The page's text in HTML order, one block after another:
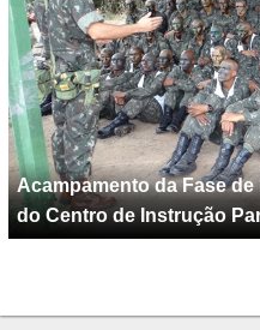
Acampamento da Fase
do Centro de Instrução